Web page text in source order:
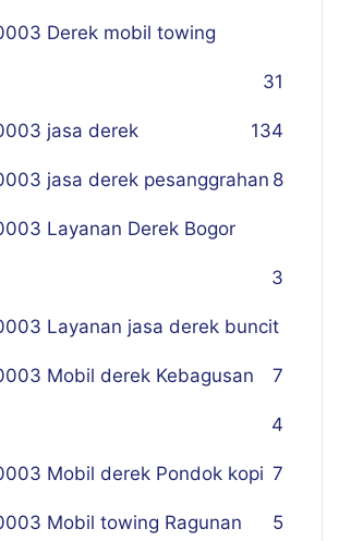
Derek mobil towing
31
jasa derek 134
jasa derek pesanggrahan 8
Layanan Derek Bogor
3
Layanan jasa derek buncit
7
Mobil derek Kebagusan
4
Mobil derek Pondok kopi 7
Mobil towing Ragunan 5